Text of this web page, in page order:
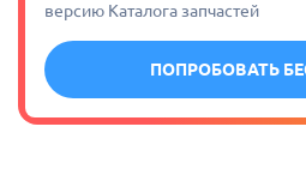
версию Каталога запчастей
ПОПРОБОВАТЬ